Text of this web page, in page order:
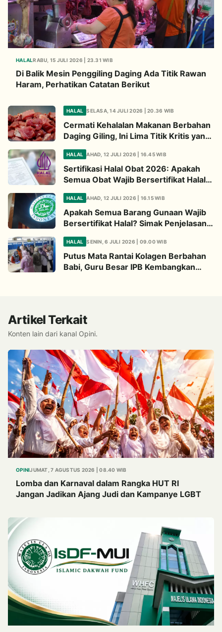
HALALRABU, 15 JULI 2026 | 23.31 WIB
Di Balik Mesin Penggiling Daging Ada Titik Rawan
Haram, Perhatikan Catatan Berikut
HALAL SELASA, 14 JULI 2026 | 20.36 WIB
Cermati Kehalalan Makanan Berbahan
Daging Giling, Ini Lima Titik Kritis yang
HALAL AHAD, 12 JULI 2026 | 16.45 WIB
Sertifikasi Halal Obat 2026: Apakah
Semua Obat Wajib Bersertifikat Halal?
HALAL AHAD, 12 JULI 2026 | 16.15 WIB
Apakah Semua Barang Gunaan Wajib
Bersertifikat Halal? Simak Penjelasan
HALAL SENIN, 6 JULI 2026 | 09.00 WIB
Putus Mata Rantai Kolagen Berbahan
Babi, Guru Besar IPB Kembangkan
Artikel Terkait
Konten lain dari kanal Opini.
OPINIJUMAT, 7 AGUSTUS 2026 | 08.40 WIB
Lomba dan Karnaval dalam Rangka HUT RI
Jangan Jadikan Ajang Judi dan Kampanye LGBT